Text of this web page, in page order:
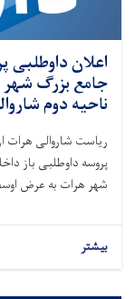
اعلان
ناحیه دوم
ریاست شاروالی هرات
پروسه داوطلبی باز
شهر هرات به عرض اوسط ۲۰ متر مربوط ناحیه دوم
بیشتر